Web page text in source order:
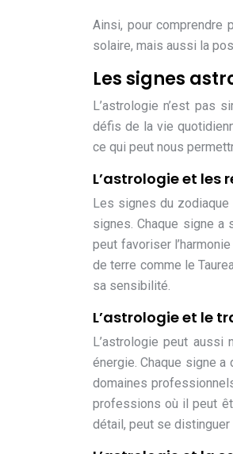
Ainsi, pour comprendre
solaire, mais aussi la
Les signes
L’astrologie n’est pas
défis de la vie
ce qui peut nous
L’astrologie et les
Les signes du
signes. Chaque signe
peut favoriser
de terre comme le
sa sensibilité.
L’astrologie et le
L’astrologie peut
énergie. Chaque signe
domaines
professions où il peut
détail, peut se